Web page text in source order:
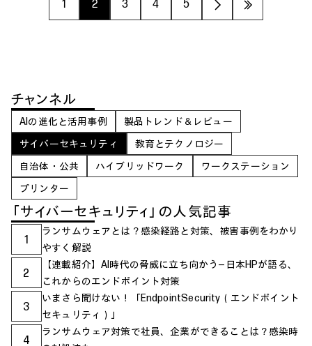
1 2 3 4 5 › »
チャンネル
AIの進化と活用事例
製品トレンド＆レビュー
サイバーセキュリティ
教育とテクノロジー
自治体・公共
ハイブリッドワーク
ワークステーション
プリンター
「サイバーセキュリティ」の人気記事
1
ランサムウェアとは？感染経路と対策、被害事例をわかり
やすく解説
2
【連載紹介】AI時代の脅威に立ち向かう―日本HPが語る、
これからのエンドポイント対策
3
いまさら聞けない！「EndpointSecurity（エンドポイント
セキュリティ）」
4
ランサムウェア対策で社員、企業ができることは？感染時